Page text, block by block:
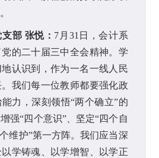
部 张悦： 7月31日，会计系
的二十届三中全会精神。学
认识到，作为一名一线人民
我们每一位教师都要强化政
力，深刻领悟“两个确立”的
强“四个意识”、坚定“四个自
维护”第一方阵。我们应当深
学铸魂、以学增智、以学正